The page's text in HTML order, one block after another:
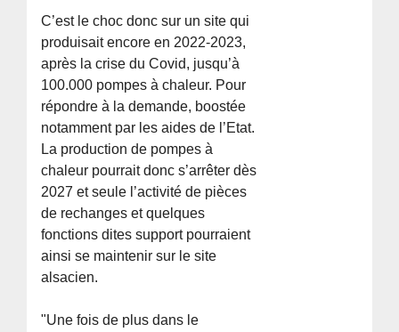
C’est le choc donc sur un site qui
produisait encore en 2022-2023,
après la crise du Covid, jusqu’à
100.000 pompes à chaleur. Pour
répondre à la demande, boostée
notamment par les aides de l’Etat.
La production de pompes à
chaleur pourrait donc s’arrêter dès
2027 et seule l’activité de pièces
de rechanges et quelques
fonctions dites support pourraient
ainsi se maintenir sur le site
alsacien.
"Une fois de plus dans le